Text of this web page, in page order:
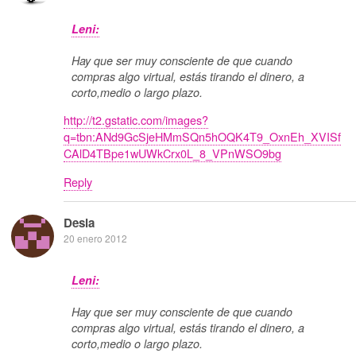
Leni:
Hay que ser muy consciente de que cuando
compras algo virtual, estás tirando el dinero, a
corto,medio o largo plazo.
http://t2.gstatic.com/images?
q=tbn:ANd9GcSjeHMmSQn5hOQK4T9_OxnEh_XVISf
CAlD4TBpe1wUWkCrx0L_8_VPnWSO9bg
Reply
Desia
20 enero 2012
Leni:
Hay que ser muy consciente de que cuando
compras algo virtual, estás tirando el dinero, a
corto,medio o largo plazo.